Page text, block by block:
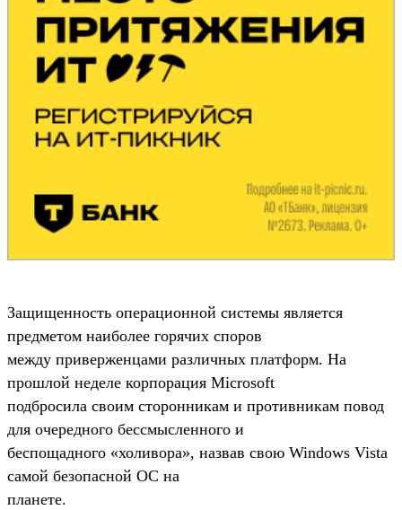
Защищенность операционной системы является
предметом наиболее горячих споров
между приверженцами различных платформ. На
прошлой неделе корпорация Microsoft
подбросила своим сторонникам и противникам повод
для очередного бессмысленного и
беспощадного «холивора», назвав свою Windows Vista
самой безопасной ОС на
планете.